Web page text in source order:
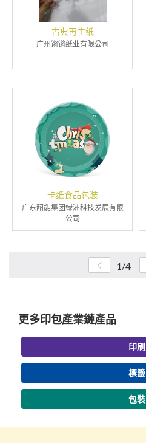
古典再生纸
广州锵锵纸业有限公司
卡纸食品包装
广东韶能集团绿洲科技发展有限
公司
1/4
更多印包產業鏈產品
印刷
標籤
包裝